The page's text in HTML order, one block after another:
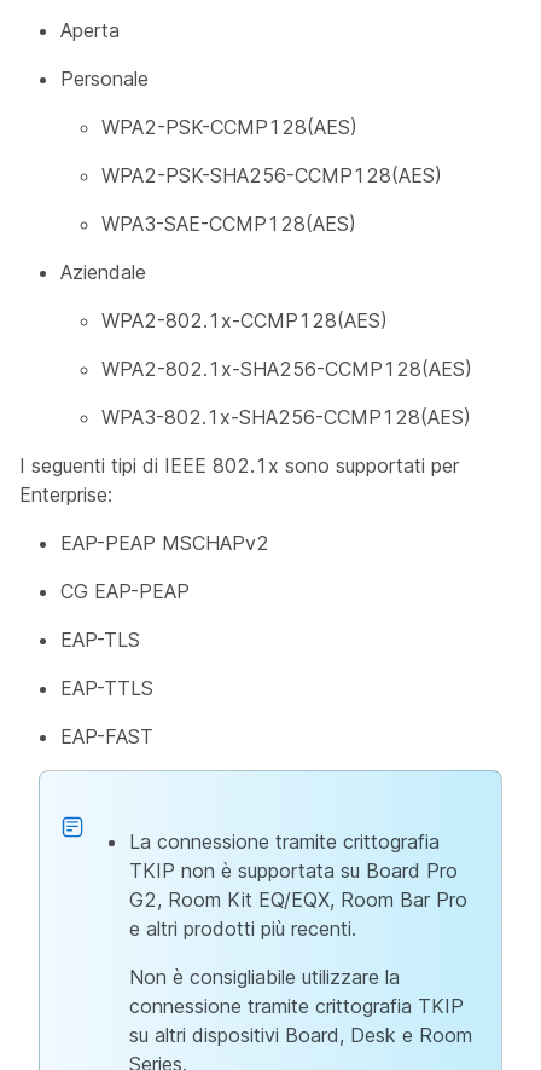
Aperta
Personale
WPA2-PSK-CCMP128(AES)
WPA2-PSK-SHA256-CCMP128(AES)
WPA3-SAE-CCMP128(AES)
Aziendale
WPA2-802.1x-CCMP128(AES)
WPA2-802.1x-SHA256-CCMP128(AES)
WPA3-802.1x-SHA256-CCMP128(AES)
I seguenti tipi di IEEE 802.1x sono supportati per
Enterprise:
EAP-PEAP MSCHAPv2
CG EAP-PEAP
EAP-TLS
EAP-TTLS
EAP-FAST
La connessione tramite crittografia
TKIP non è supportata su Board Pro
G2, Room Kit EQ/EQX, Room Bar Pro
e altri prodotti più recenti.
Non è consigliabile utilizzare la
connessione tramite crittografia TKIP
su altri dispositivi Board, Desk e Room
Series.